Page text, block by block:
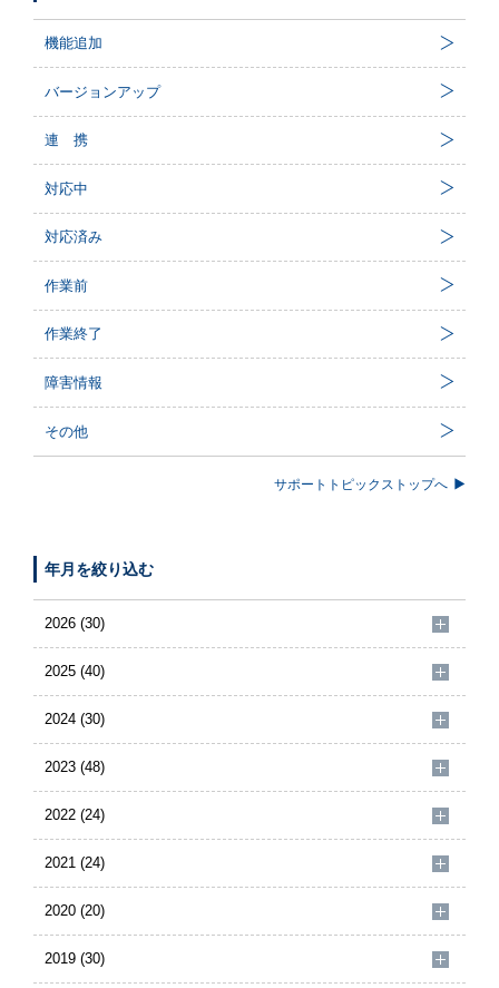
機能追加
バージョンアップ
連 携
対応中
対応済み
作業前
作業終了
障害情報
その他
サポートトピックストップへ
年月を絞り込む
2026 (30)
2025 (40)
2024 (30)
2023 (48)
2022 (24)
2021 (24)
2020 (20)
2019 (30)